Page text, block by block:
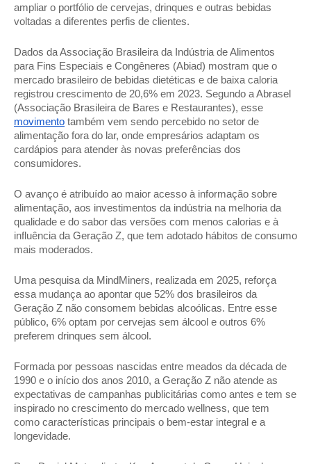
ampliar o portfólio de cervejas, drinques e outras bebidas
voltadas a diferentes perfis de clientes.
Dados da Associação Brasileira da Indústria de Alimentos
para Fins Especiais e Congêneres (Abiad) mostram que o
mercado brasileiro de bebidas dietéticas e de baixa caloria
registrou crescimento de 20,6% em 2023. Segundo a Abrasel
movimento também vem sendo percebido no setor de
alimentação fora do lar, onde empresários adaptam os
cardápios para atender às novas preferências dos
consumidores.
O avanço é atribuído ao maior acesso à informação sobre
alimentação, aos investimentos da indústria na melhoria da
qualidade e do sabor das versões com menos calorias e à
influência da Geração Z, que tem adotado hábitos de consumo
mais moderados.
Uma pesquisa da MindMiners, realizada em 2025, reforça
essa mudança ao apontar que 52% dos brasileiros da
Geração Z não consomem bebidas alcoólicas. Entre esse
público, 6% optam por cervejas sem álcool e outros 6%
preferem drinques sem álcool.
Formada por pessoas nascidas entre meados da década de
1990 e o início dos anos 2010, a Geração Z não atende as
expectativas de campanhas publicitárias como antes e tem se
inspirado no crescimento do mercado wellness, que tem
como características principais o bem-estar integral e a
longevidade.